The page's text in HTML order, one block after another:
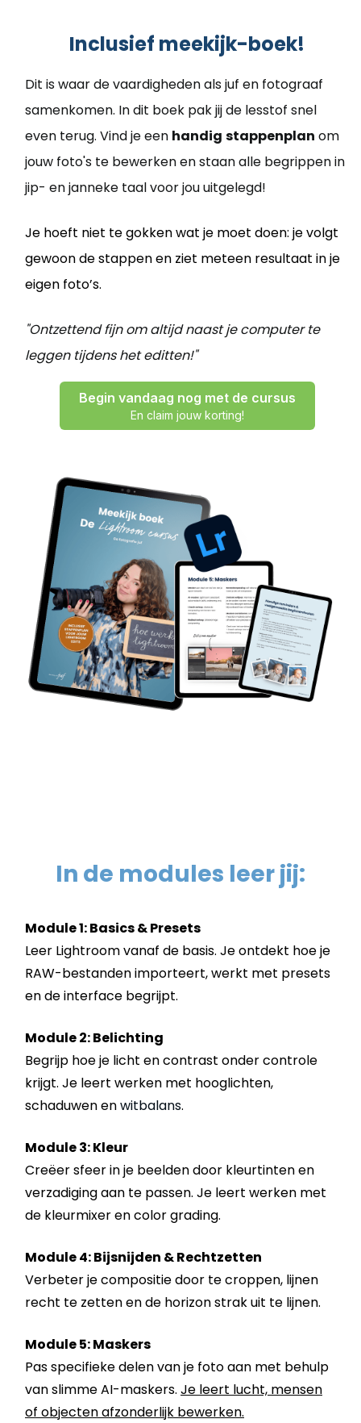
Inclusief meekijk-boek!
Dit is waar de vaardigheden als juf en fotograaf
samenkomen. In dit boek pak jij de lesstof snel
even terug. Vind je een handig stappenplan om
jouw foto's te bewerken en staan alle begrippen in
jip- en janneke taal voor jou uitgelegd!
Je hoeft niet te gokken wat je moet doen: je volgt
gewoon de stappen en ziet meteen resultaat in je
eigen foto’s.
"Ontzettend fijn om altijd naast je computer te
leggen tijdens het editten!"
Begin vandaag nog met de cursus
En claim jouw korting!
In de modules leer jij:
Module 1: Basics & Presets
Leer Lightroom vanaf de basis. Je ontdekt hoe je
RAW-bestanden importeert, werkt met presets
en de interface begrijpt.
Module 2: Belichting
Begrijp hoe je licht en contrast onder controle
krijgt. Je leert werken met hooglichten,
schaduwen enwitbalans.
Module 3: Kleur
Creëer sfeer in je beelden door kleurtinten en
verzadiging aan te passen. Je leert werken met
de kleurmixer en color grading.
Module 4: Bijsnijden & Rechtzetten
Verbeter je compositie door te croppen, lijnen
recht te zetten en de horizon strak uit te lijnen.
Module 5: Maskers
Pas specifieke delen van je foto aan met behulp
van slimme AI-maskers. Je leert lucht, mensen
of objecten afzonderlijk bewerken.